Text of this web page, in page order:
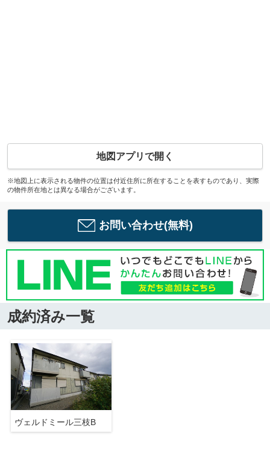
地図アプリで開く
※地図上に表示される物件の位置は付近住所に所在することを表すものであり、実際
の物件所在地とは異なる場合がございます。
お問い合わせ(無料)
成約済み一覧
ヴェルドミール三枝B